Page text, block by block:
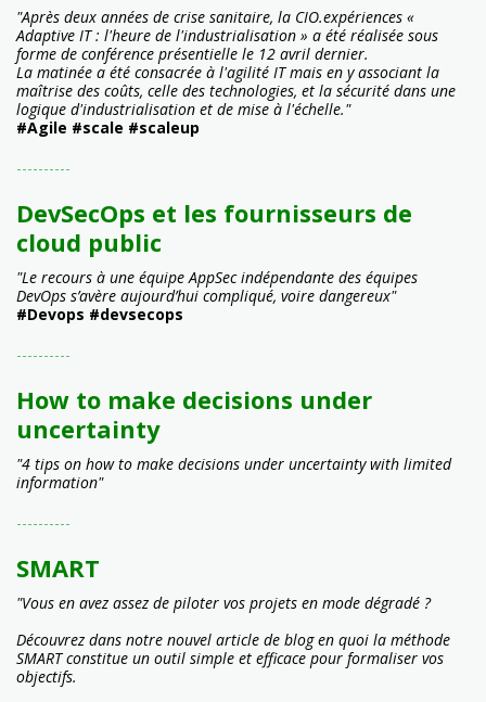
"Après deux années de crise sanitaire, la CIO.expériences «
Adaptive IT : l'heure de l'industrialisation » a été réalisée sous
forme de conférence présentielle le 12 avril dernier.
La matinée a été consacrée à l'agilité IT mais en y associant la
maîtrise des coûts, celle des technologies, et la sécurité dans une
logique d'industrialisation et de mise à l'échelle."
#Agile #scale #scaleup
----------
DevSecOps et les fournisseurs de
cloud public
"Le recours à une équipe AppSec indépendante des équipes
DevOps s’avère aujourd’hui compliqué, voire dangereux"
#Devops #devsecops
----------
How to make decisions under
uncertainty
"4 tips on how to make decisions under uncertainty with limited
information"
----------
SMART
"Vous en avez assez de piloter vos projets en mode dégradé ?
Découvrez dans notre nouvel article de blog en quoi la méthode
SMART constitue un outil simple et efficace pour formaliser vos
objectifs.